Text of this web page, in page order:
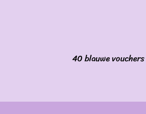
40 blauwe vouchers